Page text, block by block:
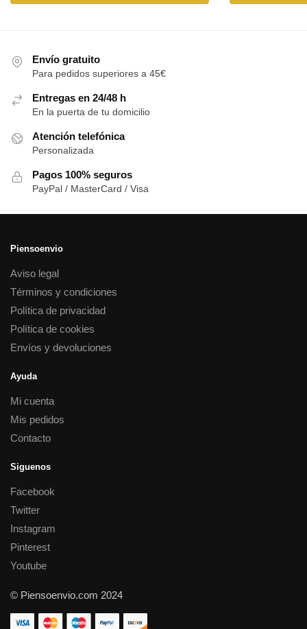
Envío gratuito
Para pedidos superiores a 45€
Entregas en 24/48 h
En la puerta de tu domicilio
Atención telefónica
Personalizada
Pagos 100% seguros
PayPal / MasterCard / Visa
Piensoenvio
Aviso legal
Términos y condiciones
Política de privacidad
Política de cookies
Envíos y devoluciones
Ayuda
Mi cuenta
Mis pedidos
Contacto
Siguenos
Facebook
Twitter
Instagram
Pinterest
Youtube
© Piensoenvio.com 2024